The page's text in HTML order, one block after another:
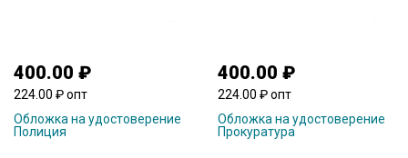
400.00 ₽
224.00 ₽ опт
Обложка на удостоверение
Полиция
400.00 ₽
224.00 ₽ опт
Обложка на удостоверение
Прокуратура